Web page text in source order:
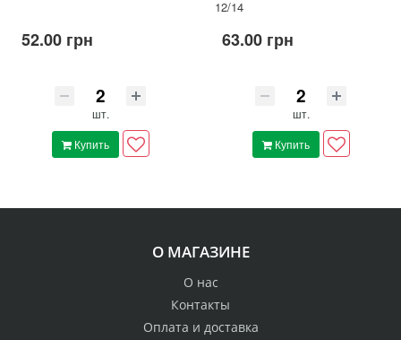
52.00 грн
шт.
Купить
12/14
63.00 грн
шт.
Купить
О МАГАЗИНЕ
О нас
Контакты
Оплата и доставка